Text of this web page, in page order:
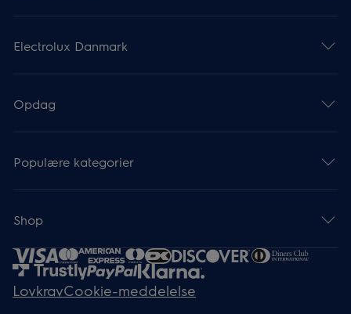
Electrolux Danmark
Opdag
Populære kategorier
Shop
LovkravCookie-meddelelse